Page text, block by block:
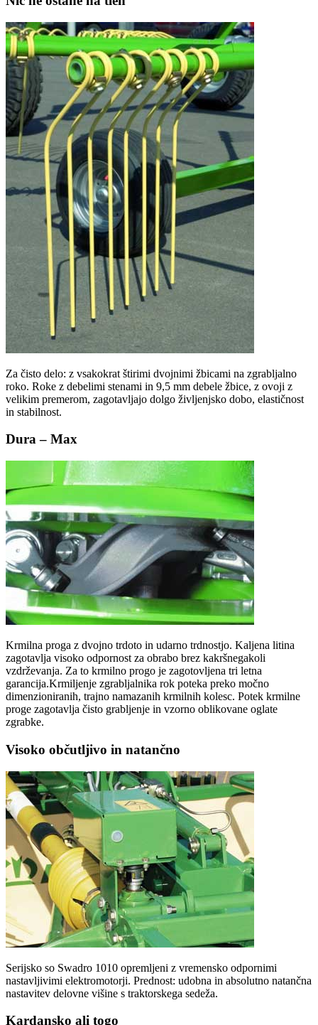
Za čisto delo: z vsakokrat štirimi dvojnimi žbicami na zgrabljalno
roko. Roke z debelimi stenami in 9,5 mm debele žbice, z ovoji z
velikim premerom, zagotavljajo dolgo življenjsko dobo, elastičnost
in stabilnost.
Dura – Max
Krmilna proga z dvojno trdoto in udarno trdnostjo. Kaljena litina
zagotavlja visoko odpornost za obrabo brez kakršnegakoli
vzdrževanja. Za to krmilno progo je zagotovljena tri letna
garancija.Krmiljenje zgrabljalnika rok poteka preko močno
dimenzioniranih, trajno namazanih krmilnih kolesc. Potek krmilne
proge zagotavlja čisto grabljenje in vzorno oblikovane oglate
zgrabke.
Visoko občutljivo in natančno
Serijsko so Swadro 1010 opremljeni z vremensko odpornimi
nastavljivimi elektromotorji. Prednost: udobna in absolutno natančna
nastavitev delovne višine s traktorskega sedeža.
Kardansko ali togo